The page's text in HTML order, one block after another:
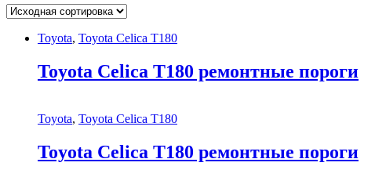
Toyota, Toyota Celica T180
Toyota Celica T180 ремонтные пороги
Toyota, Toyota Celica T180
Toyota Celica T180 ремонтные пороги